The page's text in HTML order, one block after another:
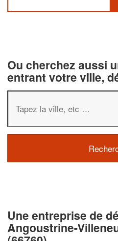
Ou cherchez aussi
entrant votre ville,
Une entreprise de
Angoustrine-
Vous
vosmarges
nouveaux